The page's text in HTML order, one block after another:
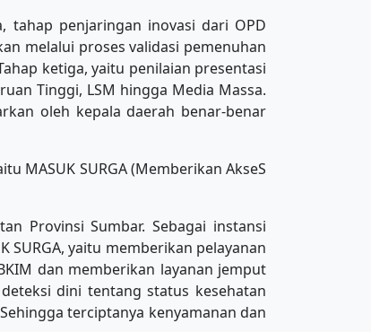
tahap penjaringan inovasi dari OPD
melalui proses validasi pemenuhan
ketiga, yaitu penilaian presentasi
Tinggi, LSM hingga Media Massa.
oleh kepala daerah benar-benar
MASUK SURGA (Memberikan AkseS
Provinsi Sumbar. Sebagai instansi
yaitu memberikan pelayanan
dan memberikan layanan jemput
dini tentang status kesehatan
terciptanya kenyamanan dan